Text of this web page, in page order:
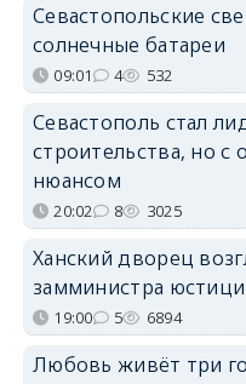
Севастопольские
солнечные батареи
09:01 4 532
Севастополь стал
строительства, но
нюансом
20:02 8 3025
Ханский дворец
замминистра
19:00 5 6894
Любовь живёт три